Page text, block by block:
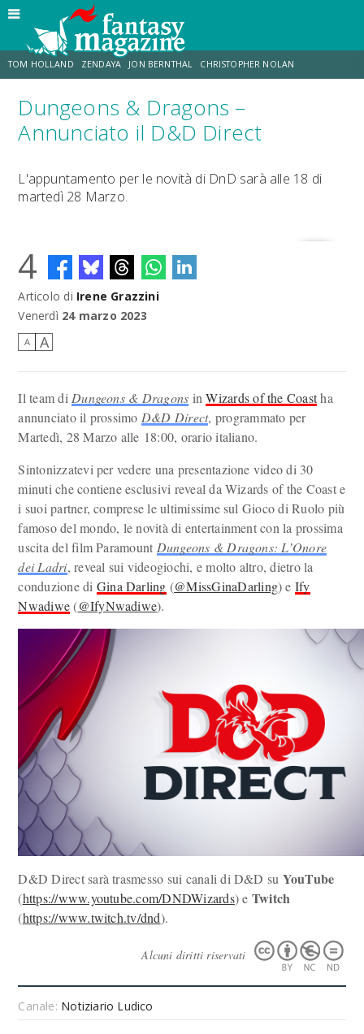
TOM HOLLAND ZENDAYA JON BERNTHAL CHRISTOPHER NOLAN
STRANIMONDI LUCCA COMICS & GAMES ODISSEA
Dungeons & Dragons –
Annunciato il D&D Direct
L'appuntamento per le novità di DnD sarà alle 18 di
martedì 28 Marzo.
4
Articolo di Irene Grazzini
Venerdì 24 marzo 2023
A A
Il team di Dungeons & Dragons inWizards of the Coastha
annunciato il prossimo D&D Direct, programmato per
Martedì, 28 Marzo alle 18:00, orario italiano.
Sintonizzatevi per vedere una presentazione video di 30
minuti che contiene esclusivi reveal da Wizards of the Coast e
i suoi partner, comprese le ultimissime sul Gioco di Ruolo più
famoso del mondo, le novità di entertainment con la prossima
uscita del film Paramount Dungeons & Dragons: L’Onore
dei Ladri, reveal sui videogiochi, e molto altro, dietro la
conduzione di Gina Darling (@MissGinaDarling) e Ify
Nwadiwe(@IfyNwadiwe).
D&D Direct sarà trasmesso sui canali di D&D su YouTube
(https://www.youtube.com/DNDWizards) e Twitch
(https://www.twitch.tv/dnd).
Alcuni diritti riservati
Canale: Notiziario Ludico